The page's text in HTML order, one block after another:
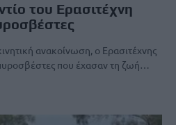
του Ερασιτέχνη
ανακοίνωση, ο Ερασιτέχνης
που έχασαν τη ζωή…